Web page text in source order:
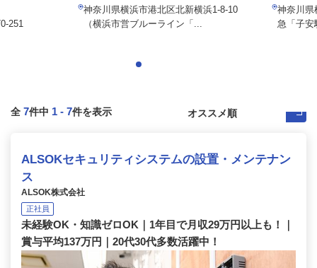
251
神奈川県横浜市港北区北新横浜1-8-10
（横浜市営ブルーライン「...
神奈川県
急「子安
全 7件中 1 - 7件を表示
ALSOKセキュリティシステムの設置・メンテナン
ス
ALSOK株式会社
正社員
未経験OK・知識ゼロOK｜1年目で月収29万円以上も！｜
賞与平均137万円｜20代30代多数活躍中！